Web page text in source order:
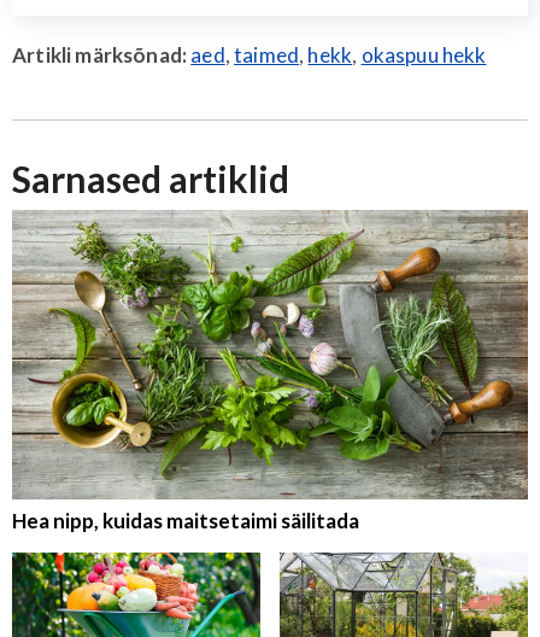
Artikli märksõnad: aed,taimed, hekk, okaspuu hekk
Sarnased artiklid
Hea nipp, kuidas maitsetaimi säilitada